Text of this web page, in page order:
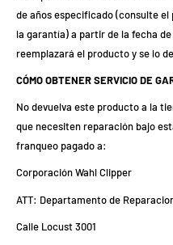
de años especificado (consulte
la garantía) a partir de la fecha
reemplazará el producto y se lo
CÓMO OBTENER SERVICIO DE
No devuelva este producto a la
que necesiten reparación bajo
franqueo pagado a:
Corporación Wahl Clipper
ATT: Departamento de
Calle Locust 3001